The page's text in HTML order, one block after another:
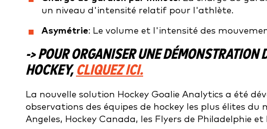
un niveau d'intensité relatif pour l'athlète.
Asymétrie: Le volume et l'intensité des
-> POUR ORGANISER UNE DÉMONSTRATION
HOCKEY, CLIQUEZ ICI.
La nouvelle solution Hockey Goalie Analytics a été
observations des équipes de hockey les plus élites
Angeles, Hockey Canada, les Flyers de Philadelphie et